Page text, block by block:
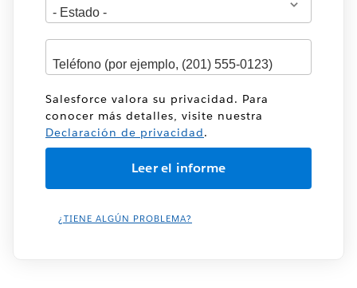
Salesforce valora su privacidad. Para
conocer más detalles, visite nuestra
Declaración de privacidad.
¿TIENE ALGÚN PROBLEMA?